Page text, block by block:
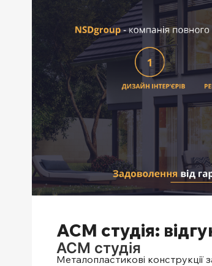
АСМ студія:
АСМ студія
Металопластикові конструкції